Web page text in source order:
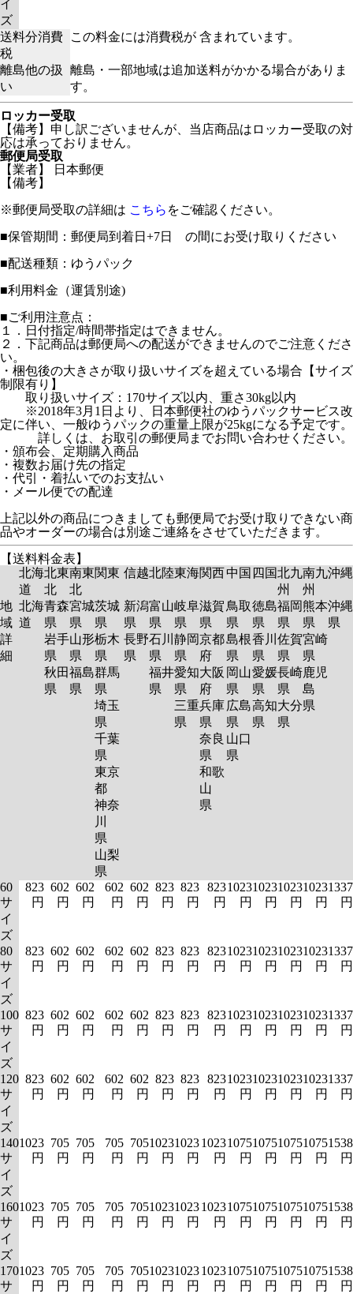
イ
ズ
送料分消費
税
この料金には消費税が 含まれています。
離島他の扱
い
離島・一部地域は追加送料がかかる場合がありま
す。
ロッカー受取
【備考】申し訳ございませんが、当店商品はロッカー受取の対
応は承っておりません。
郵便局受取
【業者】 日本郵便
【備考】
※郵便局受取の詳細は こちら をご確認ください。
■保管期間：郵便局到着日+7日 の間にお受け取りください
■配送種類：ゆうパック
■利用料金（運賃別途)
■ご利用注意点：
１．日付指定/時間帯指定はできません。
２．下記商品は郵便局への配送ができませんのでご注意くださ
い。
・梱包後の大きさが取り扱いサイズを超えている場合【サイズ
制限有り】
取り扱いサイズ：170サイズ以内、重さ30kg以内
※2018年3月1日より、日本郵便社のゆうパックサービス改
定に伴い、一般ゆうパックの重量上限が25kgになる予定です。
詳しくは、お取引の郵便局までお問い合わせください。
・頒布会、定期購入商品
・複数お届け先の指定
・代引・着払いでのお支払い
・メール便での配達
上記以外の商品につきましても郵便局でお受け取りできない商
品やオーダーの場合は別途ご連絡をさせていただきます。
【送料料金表】
北海
道
北東
北
南東
北
関東 信越北陸東海関西中国 四国北九
州
南九
州
沖縄
地
域
詳
細
北海
道
青森
県
岩手
県
秋田
県
宮城
県
山形
県
福島
県
茨城
県
栃木
県
群馬
県
埼玉
県
千葉
県
東京
都
神奈
川
県
山梨
県
新潟
県
長野
県
富山
県
石川
県
福井
県
岐阜
県
静岡
県
愛知
県
三重
県
滋賀
県
京都
府
大阪
府
兵庫
県
奈良
県
和歌
山
県
鳥取
県
島根
県
岡山
県
広島
県
山口
県
徳島
県
香川
県
愛媛
県
高知
県
福岡
県
佐賀
県
長崎
県
大分
県
熊本
県
宮崎
県
鹿児
島
県
沖縄
県
60
サ
イ
ズ
823
円
602
円
602
円
602
円
602
円
823
円
823
円
823
円
1023
円
1023
円
1023
円
1023
円
1337
円
80
サ
イ
ズ
823
円
602
円
602
円
602
円
602
円
823
円
823
円
823
円
1023
円
1023
円
1023
円
1023
円
1337
円
100
サ
イ
ズ
823
円
602
円
602
円
602
円
602
円
823
円
823
円
823
円
1023
円
1023
円
1023
円
1023
円
1337
円
120
サ
イ
ズ
823
円
602
円
602
円
602
円
602
円
823
円
823
円
823
円
1023
円
1023
円
1023
円
1023
円
1337
円
140
サ
イ
ズ
1023
円
705
円
705
円
705
円
705
円
1023
円
1023
円
1023
円
1075
円
1075
円
1075
円
1075
円
1538
円
160
サ
イ
ズ
1023
円
705
円
705
円
705
円
705
円
1023
円
1023
円
1023
円
1075
円
1075
円
1075
円
1075
円
1538
円
170
サ
1023
円
705
円
705
円
705
円
705
円
1023
円
1023
円
1023
円
1075
円
1075
円
1075
円
1075
円
1538
円